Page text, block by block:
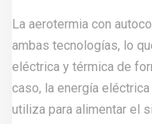
La aerotermia con
ambas tecnologías, lo
eléctrica y térmica de
caso, la energía
utiliza para alimentar el